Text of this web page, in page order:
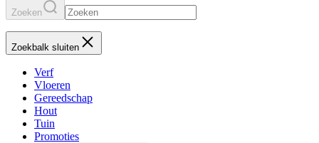
Zoeken
Zoekbalk sluiten
Verf
Vloeren
Gereedschap
Hout
Tuin
Promoties